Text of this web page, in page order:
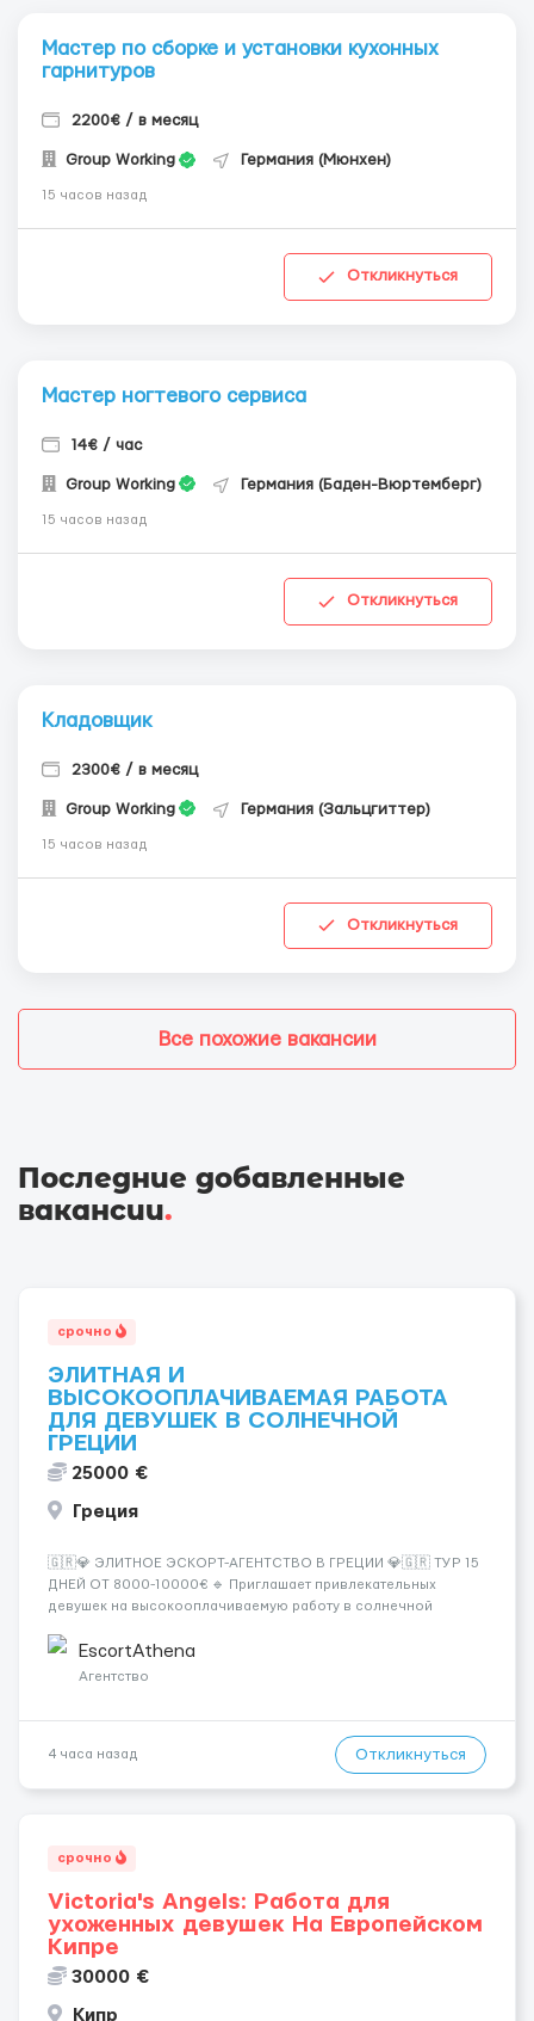
Мастер по сборке и установки кухонных
гарнитуров
2200€ / в месяц
Group Working Германия (Мюнхен)
15 часов назад
Откликнуться
Мастер ногтевого сервиса
14€ / час
Group Working Германия (Баден-Вюртемберг)
15 часов назад
Откликнуться
Кладовщик
2300€ / в месяц
Group Working Германия (Зальцгиттер)
15 часов назад
Откликнуться
Все похожие вакансии
Последние добавленные
вакансии.
срочно
ЭЛИТНАЯ И
ВЫСОКООПЛАЧИВАЕМАЯ РАБОТА
ДЛЯ ДЕВУШЕК В СОЛНЕЧНОЙ
ГРЕЦИИ
25000 €
Греция
🇬🇷💎 ЭЛИТНОЕ ЭСКОРТ-АГЕНТСТВО В ГРЕЦИИ 💎🇬🇷 ТУР 15
ДНЕЙ ОТ 8000-10000€ 🔹 Приглашает привлекательных
девушек на высокооплачиваемую работу в солнечной
хорошие деньги 💶 — это предложение для тебя! 🔹
Требования: ✔️ Возраст от ...
EscortAthena
Агентство
4 часа назад Откликнуться
срочно
Victoria's Angels: Работа для
ухоженных девушек На Европейском
Кипре
30000 €
Кипр